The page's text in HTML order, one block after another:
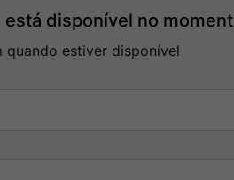
disponível no
quando estiver disponível